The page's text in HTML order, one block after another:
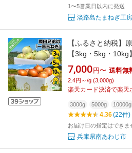
1〜5営業日以内に発送
淡路島たまねぎ工房
【ふるさと納税】
【3kg・5kg・10kg】
7,000 円〜 送料無
2.4円～/g (3,000g)
楽天カード決済で楽天
3000g 5000g 10000g
4.36(22件)
お届け日の指定はできま
兵庫県南あわじ市